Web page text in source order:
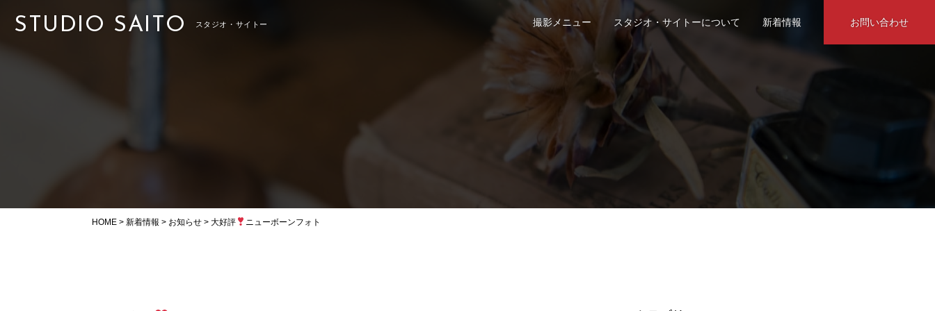
STUDIO SAITO スタジオ・サイトー 撮影メニュー スタジオ・サイトーについて 新着情報 お問い合わせ
HOME > 新着情報 > お知らせ > 大好評 ニューボーンフォト